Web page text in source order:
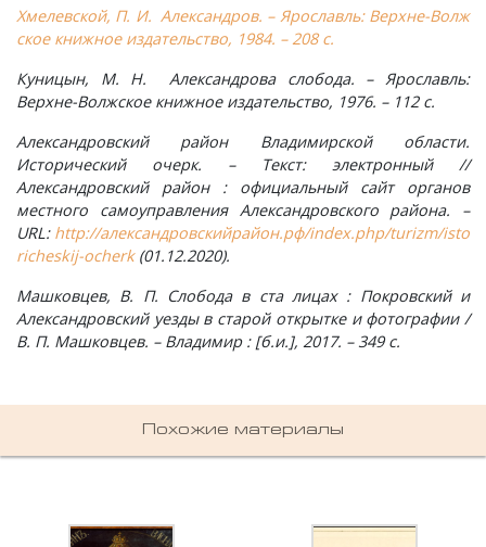
Хмелевской, П. И. Александров. – Ярославль: Верхне-Волж
ское книжное издательство, 1984. – 208 с.
Куницын, М. Н. Александрова слобода. – Ярославль:
Верхне-Волжское книжное издательство, 1976. – 112 с.
Александровский район Владимирской области.
Исторический очерк. – Текст: электронный //
Александровский район : официальный сайт органов
местного самоуправления Александровского района. –
URL: http://александровскийрайон.рф/index.php/turizm/isto
richeskij-ocherk(01.12.2020).
Машковцев, В. П. Слобода в ста лицах : Покровский и
Александровский уезды в старой открытке и фотографии /
В. П. Машковцев. – Владимир : [б.и.], 2017. – 349 с.
Похожие материалы
Назарово, деревня
Неверково, деревня
Нестерково, деревня
Новая Печуга, деревня
Новки, поселок
Новосёлка, деревня
Остров, деревня
Палашкино, село